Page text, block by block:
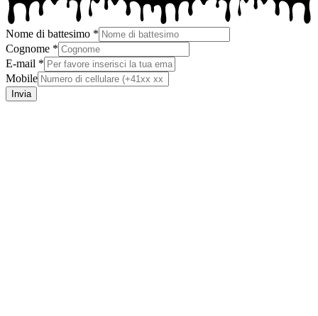
Nome di battesimo *
Cognome *
E-mail *
Mobile
Invia